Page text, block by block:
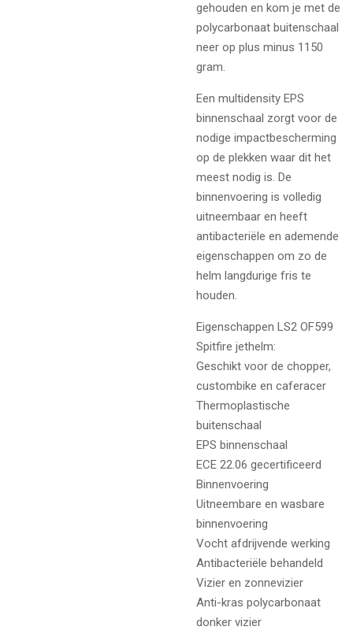
gehouden en kom je met de
polycarbonaat buitenschaal
neer op plus minus 1150
gram.
Een multidensity EPS
binnenschaal zorgt voor de
nodige impactbescherming
op de plekken waar dit het
meest nodig is. De
binnenvoering is volledig
uitneembaar en heeft
antibacteriële en ademende
eigenschappen om zo de
helm langdurige fris te
houden.
Eigenschappen LS2 OF599
Spitfire jethelm:
Geschikt voor de chopper,
custombike en caferacer
Thermoplastische
buitenschaal
EPS binnenschaal
ECE 22.06 gecertificeerd
Binnenvoering
Uitneembare en wasbare
binnenvoering
Vocht afdrijvende werking
Antibacteriële behandeld
Vizier en zonnevizier
Anti-kras polycarbonaat
donker vizier